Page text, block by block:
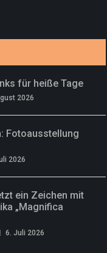
Fußball-WM
für heiße Tage
2026
Fotoausstellung
2026
ein Zeichen mit
„Magnifica
6. Juli 2026